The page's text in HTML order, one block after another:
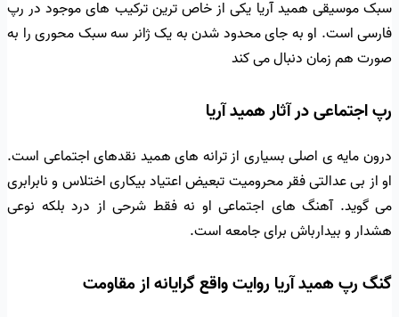
سبک موسیقی همید آریا یکی از خاص ترین ترکیب های موجود در رپ
فارسی است. او به جای محدود شدن به یک ژانر سه سبک محوری را به
صورت هم زمان دنبال می کند
رپ اجتماعی در آثار همید آریا
درون مایه ی اصلی بسیاری از ترانه های همید نقدهای اجتماعی است.
او از بی عدالتی فقر محرومیت تبعیض اعتیاد بیکاری اختلاس و نابرابری
می گوید. آهنگ های اجتماعی او نه فقط شرحی از درد بلکه نوعی
هشدار و بیدارباش برای جامعه است.
گنگ رپ همید آریا روایت واقع گرایانه از مقاومت